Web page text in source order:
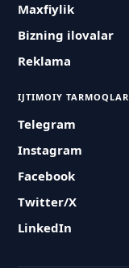
Maxfiylik
Bizning ilovalar
Reklama
IJTIMOIY TARMOQLAR
Telegram
Instagram
Facebook
Twitter/X
LinkedIn